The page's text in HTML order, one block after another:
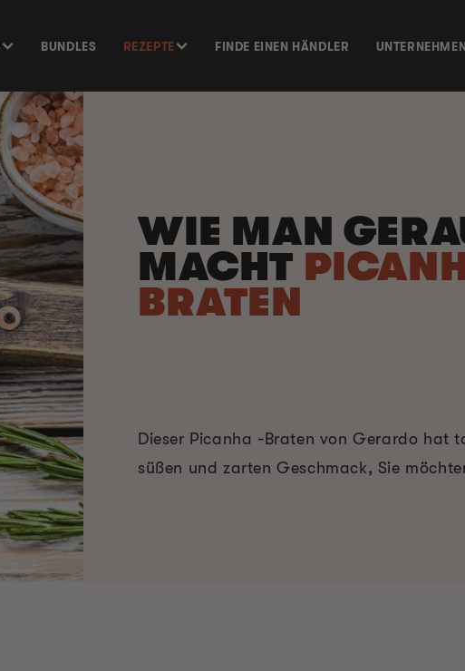
BUNDLES REZEPTE FINDE EINEN HÄNDLER
WIE MAN
MACHT
BRATEN
Dieser Picanha -Braten von Gerardo hat
süßen und zarten Geschmack, Sie